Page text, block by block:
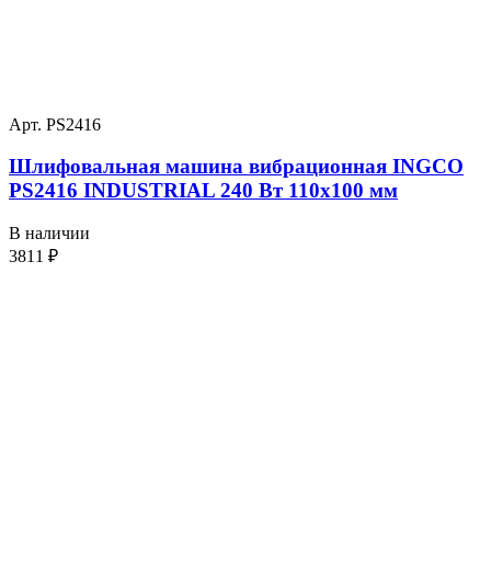
Арт. PS2416
Шлифовальная машина вибрационная INGCO
PS2416 INDUSTRIAL 240 Вт 110х100 мм
В наличии
3811 ₽